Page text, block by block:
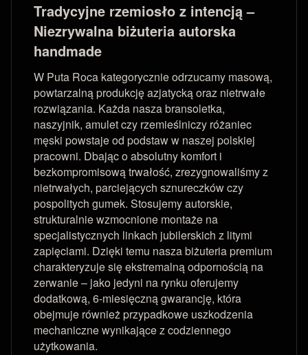
Tradycyjne rzemiosło z intencją –
Niezrywalna biżuteria autorska
handmade
W Puta Roca kategorycznie odrzucamy masową,
powtarzalną produkcję azjatycką oraz nietrwałe
rozwiązania. Każda nasza bransoletka,
naszyjnik, amulet czy rzemieślniczy różaniec
męski powstaje od podstaw w naszej polskiej
pracowni. Dbając o absolutny komfort i
bezkompromisową trwałość, zrezygnowaliśmy z
nietrwałych, parciejących sznureczków czy
pospolitych gumek. Stosujemy autorskie,
strukturalnie wzmocnione montaże na
specjalistycznych linkach jubilerskich z litymi
zapięciami. Dzięki temu nasza biżuteria premium
charakteryzuje się ekstremalną odpornością na
zerwanie – jako jedyni na rynku oferujemy
dodatkową, 6-miesięczną gwarancję, która
obejmuje również przypadkowe uszkodzenia
mechaniczne wynikające z codziennego
użytkowania.